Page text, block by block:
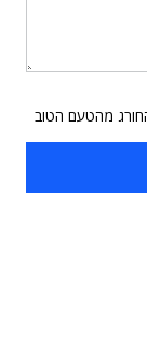
מהטעם הטוב